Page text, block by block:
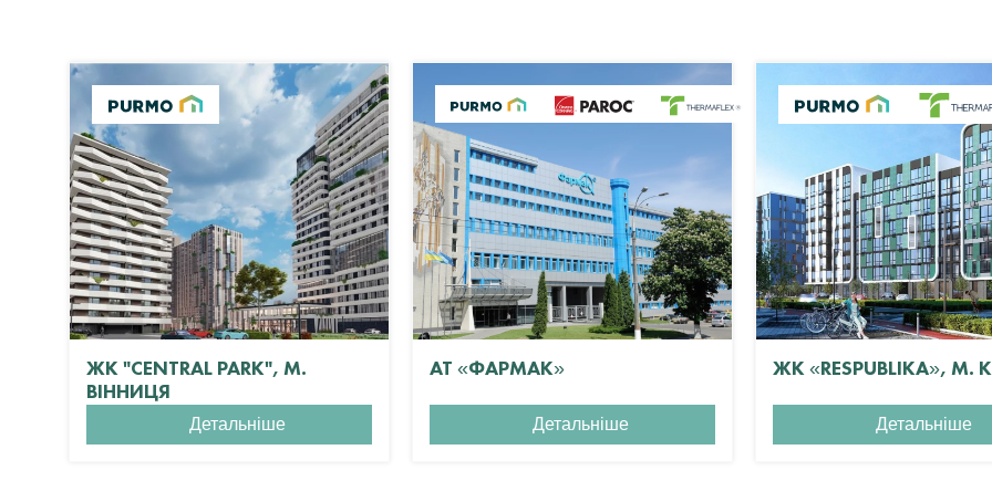
ЖК "CENTRAL PARK", М.
ВІННИЦЯ
Детальніше
АТ «ФАРМАК»
Детальніше
ЖК «RESPUBLIKA», М.
Детальніше